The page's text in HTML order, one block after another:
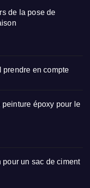
de la pose de
prendre en compte
époxy pour le
un sac de ciment